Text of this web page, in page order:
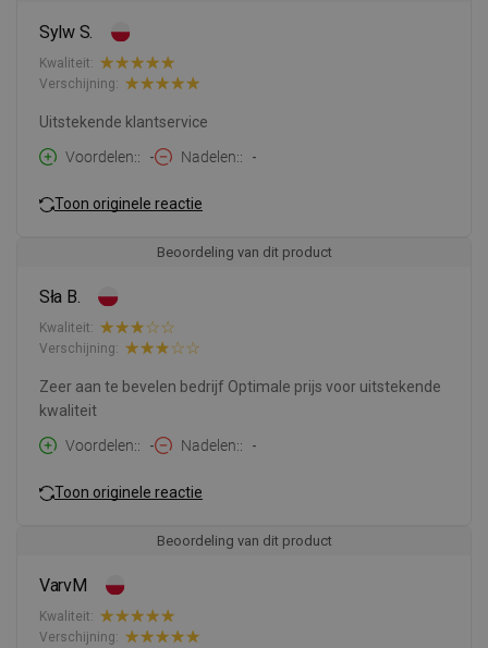
Sylw S.
Kwaliteit:
Verschijning:
Uitstekende klantservice
Voordelen:
- Nadelen: -
Toon originele reactie
Beoordeling van dit product
Sła B.
Kwaliteit:
Verschijning:
Zeer aan te bevelen bedrijf Optimale prijs voor uitstekende
kwaliteit
Voordelen:
- Nadelen: -
Toon originele reactie
Beoordeling van dit product
VarvM
Kwaliteit:
Verschijning: